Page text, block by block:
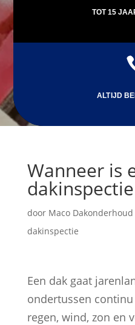
TOT 15
ALTIJD
Wanneer is
door Maco Dakonderhoud
dakinspectie
Een dak gaat
ondertussen
regen, wind, zon en